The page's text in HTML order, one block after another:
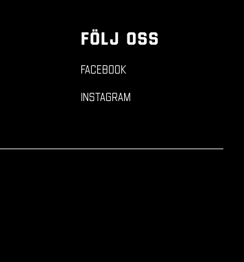
FÖLJ OSS
Facebook
Instagram